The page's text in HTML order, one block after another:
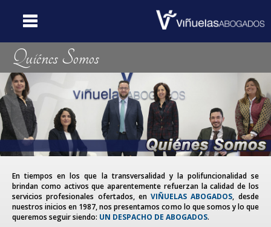
Quiénes
Somos
Catálogo
de Servicios
Dónde
Estamos
Quiénes Somos
En tiempos en los que la transversalidad y la polifuncionalidad se
brindan como activos que aparentemente refuerzan la calidad de los
servicios profesionales ofertados, en VIÑUELAS ABOGADOS, desde
nuestros inicios en 1987, nos presentamos como lo que somos y lo que
queremos seguir siendo: UN DESPACHO DE ABOGADOS.